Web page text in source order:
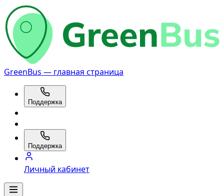
GreenBus — главная страница
Поддержка
Поддержка
Личный кабинет